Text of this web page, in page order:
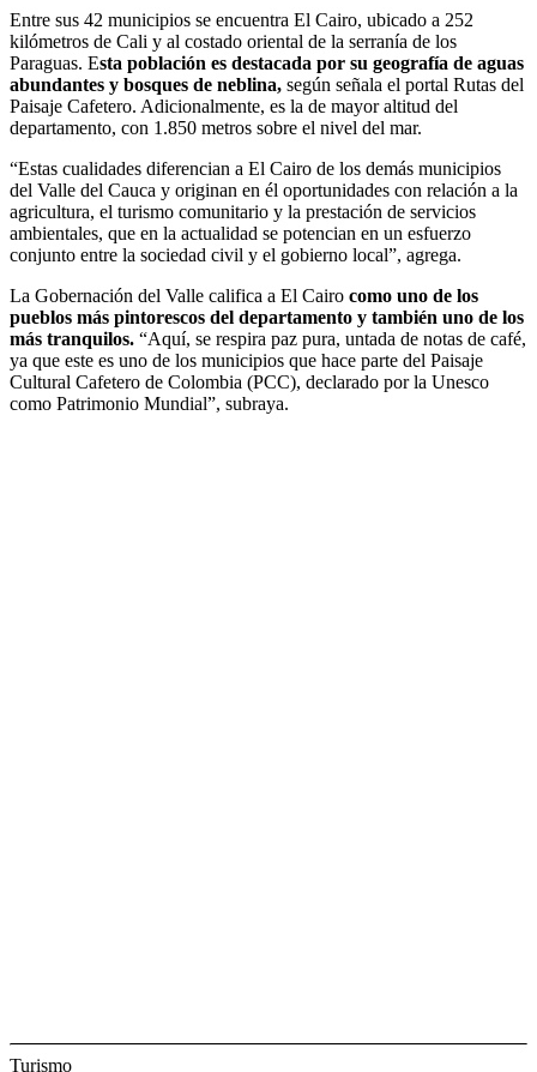
Entre sus 42 municipios se encuentra El Cairo, ubicado a 252
kilómetros de Cali y al costado oriental de la serranía de los
Paraguas. Esta población es destacada por su geografía de aguas
abundantes y bosques de neblina, según señala el portal Rutas del
Paisaje Cafetero. Adicionalmente, es la de mayor altitud del
departamento, con 1.850 metros sobre el nivel del mar.
“Estas cualidades diferencian a El Cairo de los demás municipios
del Valle del Cauca y originan en él oportunidades con relación a la
agricultura, el turismo comunitario y la prestación de servicios
ambientales, que en la actualidad se potencian en un esfuerzo
conjunto entre la sociedad civil y el gobierno local”, agrega.
La Gobernación del Valle califica a El Cairo como uno de los
pueblos más pintorescos del departamento y también uno de los
más tranquilos. “Aquí, se respira paz pura, untada de notas de café,
ya que este es uno de los municipios que hace parte del Paisaje
Cultural Cafetero de Colombia (PCC), declarado por la Unesco
como Patrimonio Mundial”, subraya.
Turismo